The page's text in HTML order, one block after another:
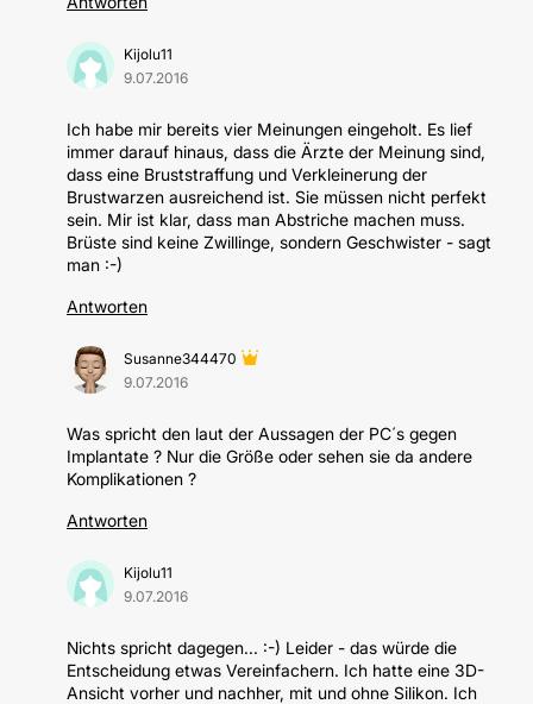
Kijolu11
9.07.2016
Ich habe mir bereits vier Meinungen eingeholt. Es lief
immer darauf hinaus, dass die Ärzte der Meinung sind,
dass eine Bruststraffung und Verkleinerung der
Brustwarzen ausreichend ist. Sie müssen nicht perfekt
sein. Mir ist klar, dass man Abstriche machen muss.
Brüste sind keine Zwillinge, sondern Geschwister - sagt
man :-)
Antworten
Susanne344470
9.07.2016
Was spricht den laut der Aussagen der PC´s gegen
Implantate ? Nur die Größe oder sehen sie da andere
Komplikationen ?
Antworten
Kijolu11
9.07.2016
Nichts spricht dagegen... :-) Leider - das würde die
Entscheidung etwas Vereinfachern. Ich hatte eine 3D-
Ansicht vorher und nachher, mit und ohne Silikon. Ich